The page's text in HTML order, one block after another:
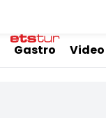
Gastro Video